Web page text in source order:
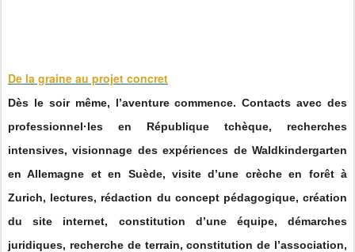
De la graine au projet concret
Dès le soir même, l’aventure commence. Contacts avec des
professionnel·les en République tchèque, recherches
intensives, visionnage des expériences de Waldkindergarten
en Allemagne et en Suède, visite d’une crèche en forêt à
Zurich, lectures, rédaction du concept pédagogique, création
du site internet, constitution d’une équipe, démarches
juridiques, recherche de terrain, constitution de l’association,